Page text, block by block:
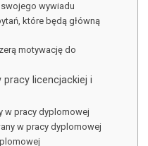
wywiadu
które będą główną
motywację do
licencjackiej i
w pracy dyplomowej
w pracy dyplomowej